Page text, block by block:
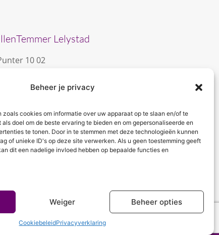
Beheer je privacy
cookies om informatie over uw apparaat op te slaan en/of te
als doel om de beste ervaring te bieden en om gepersonaliseerde en
te tonen. Door in te stemmen met deze technologieën kunnen
of unieke ID's op deze site verwerken. Als u geen toestemming geeft
dit een nadelige invloed hebben op bepaalde functies en
Weiger Beheer opties
CookiebeleidPrivacyverklaring
Lelystad
10 02
0643996868
9.30 - 13.30 (Trainingen)
9.00 - 18.00 (De KrullenHemel)